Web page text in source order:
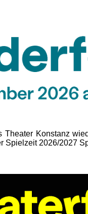
Theater Konstanz
Spielzeit 2026/2027